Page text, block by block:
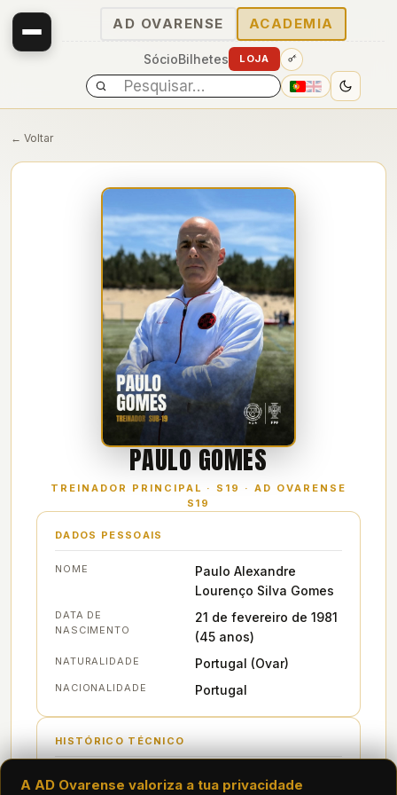
AD OVARENSE ACADEMIA
SócioBilhetes LOJA
← Voltar
PAULO GOMES
TREINADOR PRINCIPAL · S19 · AD OVARENSE
S19
DADOS PESSOAIS
NOME
Paulo Alexandre
Lourenço Silva Gomes
DATA DE
NASCIMENTO
21 de fevereiro de 1981
(45 anos)
NATURALIDADE Portugal (Ovar)
NACIONALIDADE Portugal
HISTÓRICO TÉCNICO
ÉPOCA CLUBE CARGO
A AD Ovarense valoriza a tua privacidade